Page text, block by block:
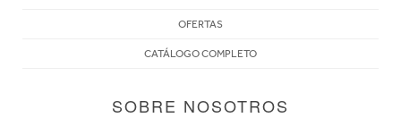
OFERTAS
CATÁLOGO COMPLETO
SOBRE NOSOTROS